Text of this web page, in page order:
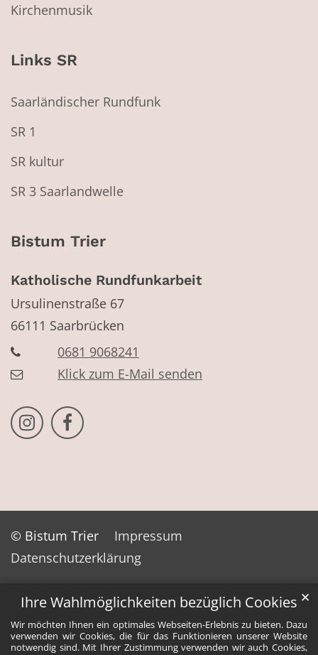
Ihre Wahlmöglichkeiten bezüglich Cookies
Wir möchten Ihnen ein optimales Webseiten-Erlebnis zu bieten. Dazu
verwenden wir Cookies, die für das Funktionieren unserer Website
notwendig sind. Mit Ihrer Zustimmung verwenden wir auch Cookies,
✕
Kirchenmusik
Links SR
Saarländischer Rundfunk
SR 1
SR kultur
SR 3 Saarlandwelle
Bistum Trier
Katholische Rundfunkarbeit
Ursulinenstraße 67
66111 Saarbrücken
0681 9068241
Klick zum E-Mail senden
Bistum Trier auf Instragram
Bistum Trier auf Facebook
© Bistum Trier
Impressum
Datenschutzerklärung